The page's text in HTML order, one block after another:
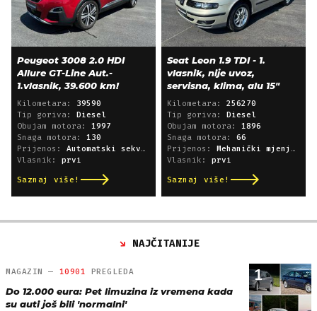
Peugeot 3008 2.0 HDI
Allure GT-Line Aut.-
1.vlasnik, 39.600 km!
Kilometara: 39590
Tip goriva:
Diesel
Obujam motora: 1997
Snaga motora: 130
Prijenos: Automatski sekvencijski
Vlasnik: prvi
Saznaj više!
Seat Leon 1.9 TDI - 1.
vlasnik, nije uvoz,
servisna, klima, alu 15"
Kilometara: 256270
Tip goriva:
Diesel
Obujam motora: 1896
Snaga motora: 66
Prijenos:
Mehanički mjenjač
Vlasnik: prvi
Saznaj više!
NAJČITANIJE
1
MAGAZIN — 10901 PREGLEDA
Do 12.000 eura: Pet limuzina iz vremena kada
su auti još bili 'normalni'